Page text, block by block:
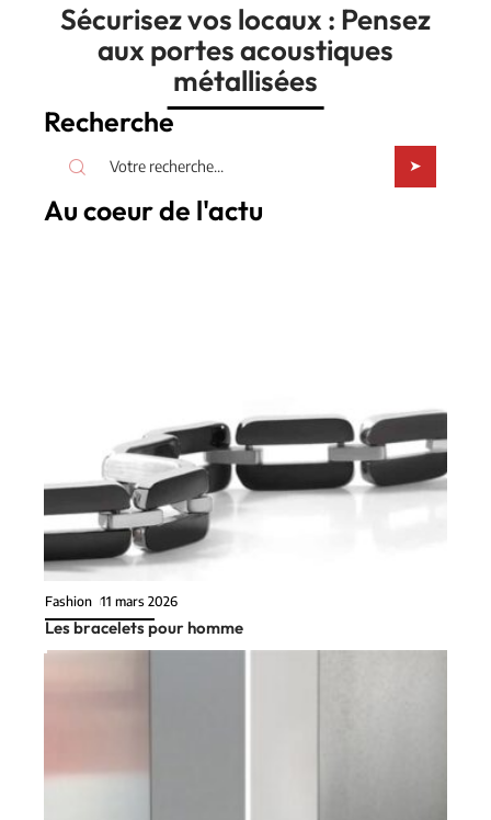
Sécurisez vos locaux : Pensez
aux portes acoustiques
métallisées
Recherche
Au coeur de l'actu
Fashion 11 mars 2026
Les bracelets pour homme